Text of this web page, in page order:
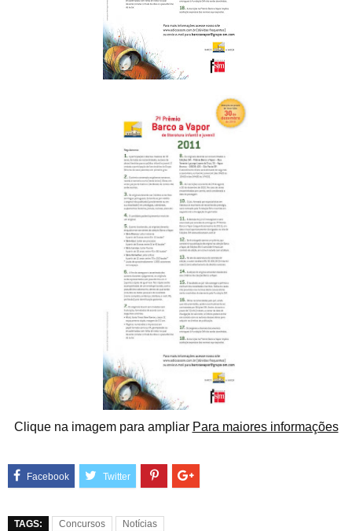
Clique na imagem para ampliar Para maiores informações
TAGS: Concursos Notícias